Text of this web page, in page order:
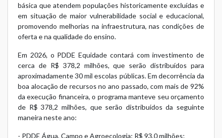
básica que atendem populações historicamente excluídas e
em situação de maior vulnerabilidade social e educacional,
promovendo melhorias na infraestrutura, nas condições de
oferta e na qualidade do ensino.
Em 2026, o PDDE Equidade contará com investimento de
cerca de R$ 378,2 milhões, que serão distribuídos para
aproximadamente 30 mil escolas públicas. Em decorrência da
boa alocação de recursos no ano passado, com mais de 92%
da execução financeira, o programa manteve seu orçamento
de R$ 378,2 milhões, que serão distribuídos da seguinte
maneira neste ano:
- PDDE Água, Campo e Agroecologia: R$ 93,0 milhões;